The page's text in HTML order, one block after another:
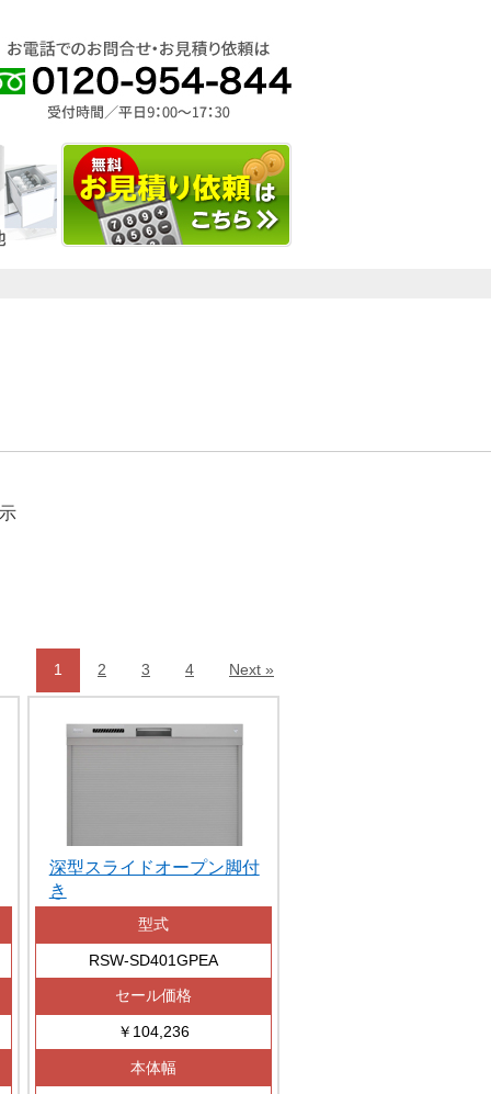
1 2 3 4 Next »
深型スライドオープン脚付
き
型式
RSW-SD401GPEA
セール価格
￥104,236
本体幅